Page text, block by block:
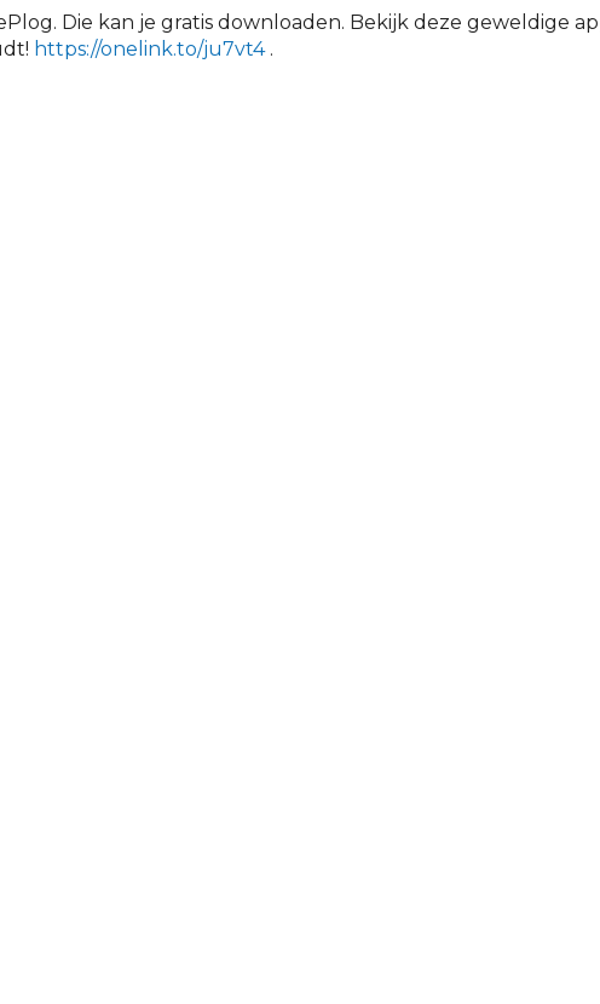
Die kan je gratis downloaden. Bekijk deze geweldige
https://onelink.to/ju7vt4.